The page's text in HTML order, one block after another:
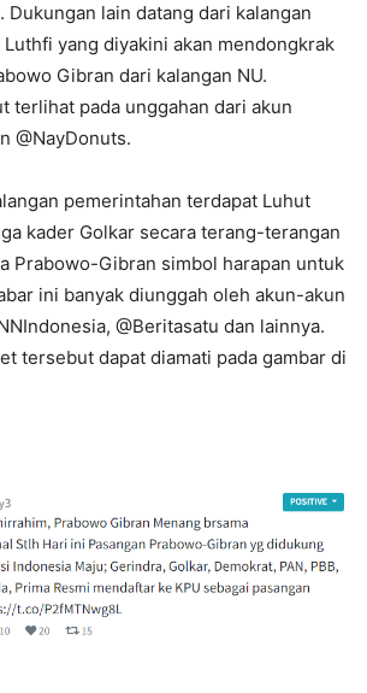
Dukungan lain datang dari kalangan
Luthfi yang diyakini akan mendongkrak
Gibran dari kalangan NU.
terlihat pada unggahan dari akun
@NayDonuts.
pemerintahan terdapat Luhut
kader Golkar secara terang-terangan
Prabowo-Gibran simbol harapan untuk
ini banyak diunggah oleh akun-akun
@Beritasatu dan lainnya.
tersebut dapat diamati pada gambar di